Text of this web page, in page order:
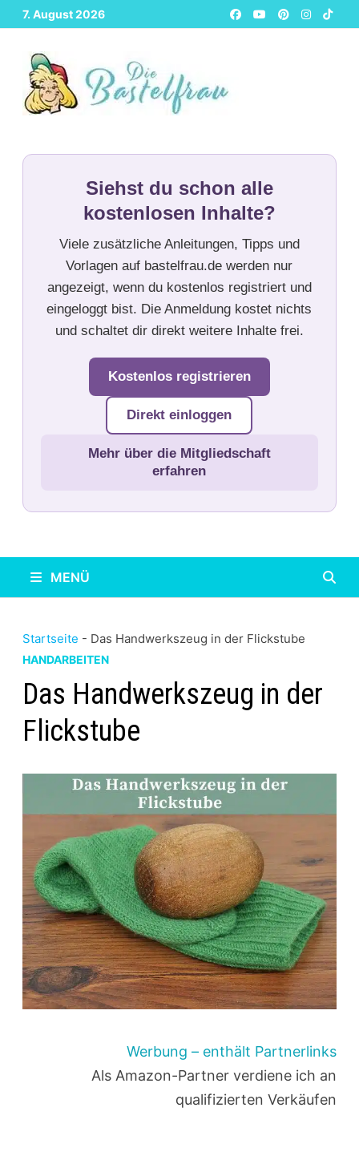
Zurück
zum
Inhalt
7. August 2026
Siehst du schon alle
kostenlosen Inhalte?
Viele zusätzliche Anleitungen, Tipps und
Vorlagen auf bastelfrau.de werden nur
angezeigt, wenn du kostenlos registriert und
eingeloggt bist. Die Anmeldung kostet nichts
und schaltet dir direkt weitere Inhalte frei.
Kostenlos registrieren
Direkt einloggen
Mehr über die Mitgliedschaft
erfahren
MENÜ
Startseite - Das Handwerkszeug in der Flickstube
HANDARBEITEN
Das Handwerkszeug in der
Flickstube
Werbung – enthält Partnerlinks
Als Amazon-Partner verdiene ich an
qualifizierten Verkäufen